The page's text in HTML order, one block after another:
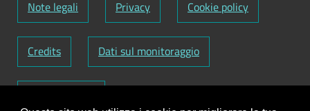
Note legali Privacy Cookie policy
Credits Dati sul monitoraggio